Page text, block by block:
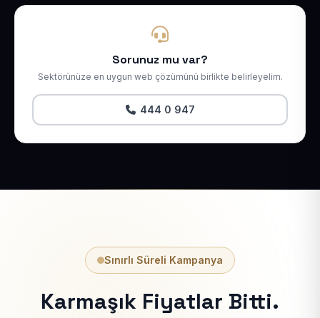
Sorunuz mu var?
Sektörünüze en uygun web çözümünü birlikte belirleyelim.
444 0 947
Sınırlı Süreli Kampanya
Karmaşık Fiyatlar Bitti.